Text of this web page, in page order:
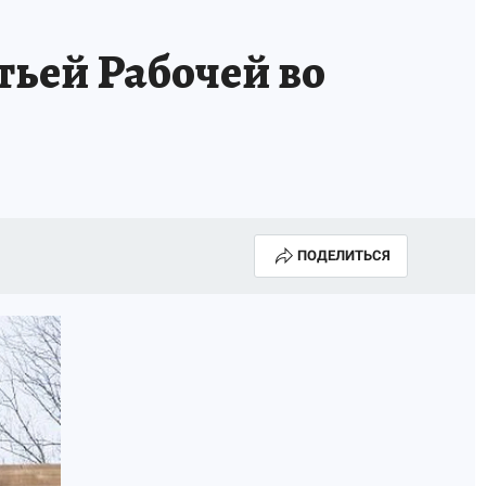
СЕБЕ Рабочей во
ПОДЕЛИТЬСЯ